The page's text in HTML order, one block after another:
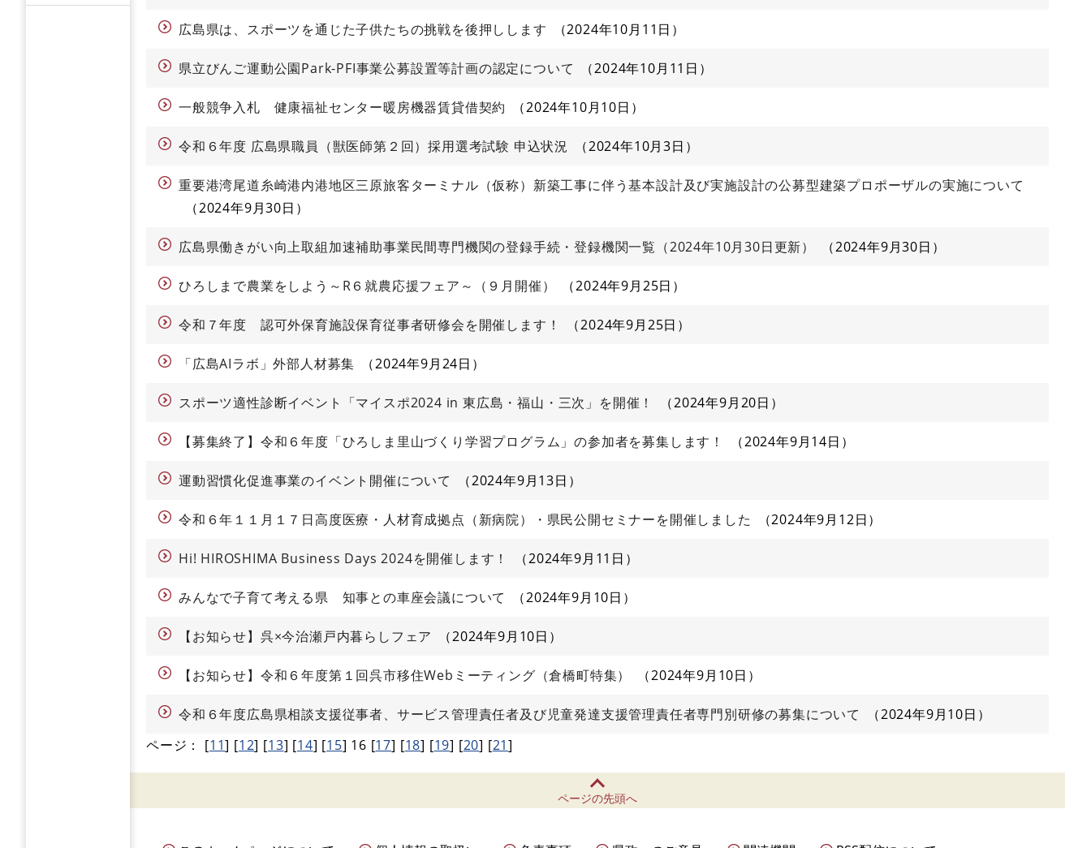
広島県は、スポーツを通じた子供たちの挑戦を後押しします 2024年10月11日
県立びんご運動公園Park-PFI事業公募設置等計画の認定について 2024年10月11日
一般競争入札 健康福祉センター暖房機器賃貸借契約 2024年10月10日
令和６年度 広島県職員（獣医師第２回）採用選考試験 申込状況 2024年10月3日
重要港湾尾道糸崎港内港地区三原旅客ターミナル（仮称）新築工事に伴う基本設計及び実施設計の公募型建築プロポーザルの実施について
2024年9月30日
広島県働きがい向上取組加速補助事業民間専門機関の登録手続・登録機関一覧（2024年10月30日更新） 2024年9月30日
ひろしまで農業をしよう～R６就農応援フェア～（９月開催） 2024年9月25日
令和７年度 認可外保育施設保育従事者研修会を開催します！ 2024年9月25日
「広島AIラボ」外部人材募集 2024年9月24日
スポーツ適性診断イベント「マイスポ2024 in 東広島・福山・三次」を開催！ 2024年9月20日
【募集終了】令和６年度「ひろしま里山づくり学習プログラム」の参加者を募集します！ 2024年9月14日
運動習慣化促進事業のイベント開催について 2024年9月13日
令和６年１１月１７日高度医療・人材育成拠点（新病院）・県民公開セミナーを開催しました 2024年9月12日
Hi! HIROSHIMA Business Days 2024を開催します！ 2024年9月11日
みんなで子育て考える県 知事との車座会議について 2024年9月10日
【お知らせ】呉×今治瀬戸内暮らしフェア 2024年9月10日
【お知らせ】令和６年度第１回呉市移住Webミーティング（倉橋町特集） 2024年9月10日
令和６年度広島県相談支援従事者、サービス管理責任者及び児童発達支援管理責任者専門別研修の募集について
2024年9月10日
ページ：
[11] [12] [13] [14] [15] 16 [17] [18] [19] [20] [21]
ページの先頭へ